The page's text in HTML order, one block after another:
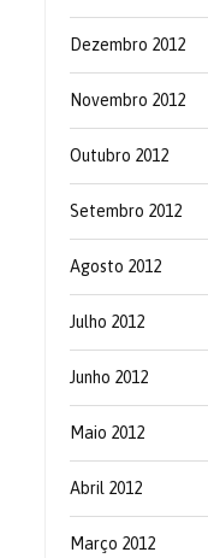
Dezembro 2012
Novembro 2012
Outubro 2012
Setembro 2012
Agosto 2012
Julho 2012
Junho 2012
Maio 2012
Abril 2012
Março 2012